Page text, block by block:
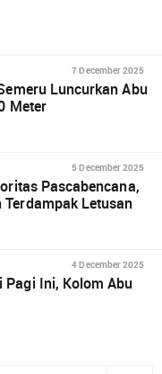
7 December 2025
Luncurkan Abu
Meter
5 December 2025
Pascabencana,
Letusan
4 December 2025
Pagi Ini, Kolom Abu